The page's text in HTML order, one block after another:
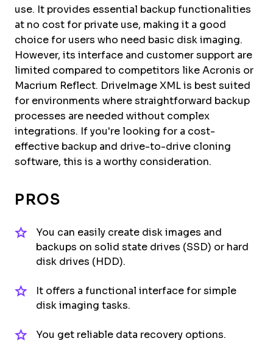
use. It provides essential backup functionalities
at no cost for private use, making it a good
choice for users who need basic disk imaging.
However, its interface and customer support are
limited compared to competitors like Acronis or
Macrium Reflect. DriveImage XML is best suited
for environments where straightforward backup
processes are needed without complex
integrations. If you're looking for a cost-
effective backup and drive-to-drive cloning
software, this is a worthy consideration.
PROS
You can easily create disk images and
backups on solid state drives (SSD) or hard
disk drives (HDD).
It offers a functional interface for simple
disk imaging tasks.
You get reliable data recovery options.